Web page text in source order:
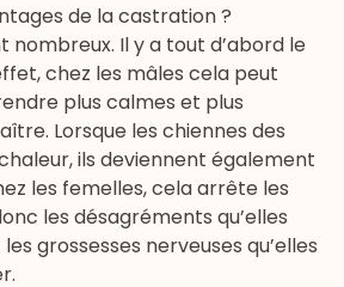
de la castration ?
nombreux. Il y a tout d’abord le
chez les mâles cela peut
plus calmes et plus
Lorsque les chiennes des
ils deviennent également
les femelles, cela arrête les
les désagréments qu’elles
grossesses nerveuses qu’elles